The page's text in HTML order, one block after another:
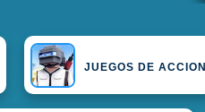
JUEGOS DE ACCION